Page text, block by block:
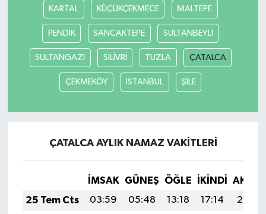
KARTAL KÜÇÜKÇEKMECE MALTEPE
PENDİK SANCAKTEPE SULTANBEYLİ
SULTANGAZİ SİLİVRİ TUZLA ÇATALCA
ÇEKMEKÖY İSTANBUL ŞİLE
ÇATALCA AYLIK NAMAZ VAKITLERI
İMSAK GÜNEŞ ÖĞLE İKINDI
25 Tem Cts
03:59 05:48 13:18 17:14
20:38